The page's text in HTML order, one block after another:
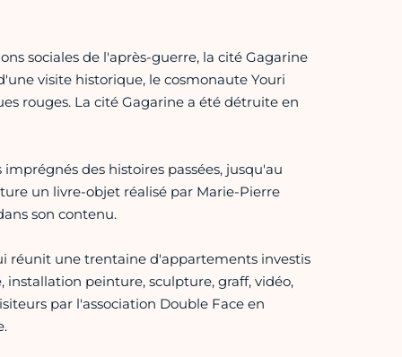
sociales de l'après-guerre, la cité Gagarine
visite historique, le cosmonaute Youri
rouges. La cité Gagarine a été détruite en
des histoires passées, jusqu'au
un livre-objet réalisé par Marie-Pierre
son contenu.
réunit une trentaine d'appartements investis
peinture, sculpture, graff, vidéo,
par l'association Double Face en